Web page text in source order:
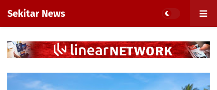
Sekitar News